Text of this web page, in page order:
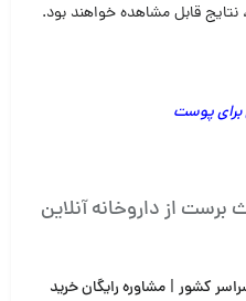
، نتایج قابل مشاهده خواهند بود.
برای پوست
از داروخانه آنلاین
کشور | مشاوره رایگان خرید